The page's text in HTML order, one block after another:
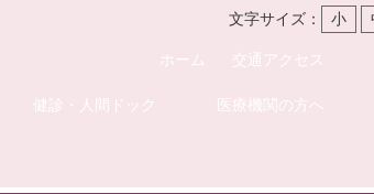
文字サイズ： 小
ホーム 交通アクセス
健診・人間ドック 医療機関の方へ